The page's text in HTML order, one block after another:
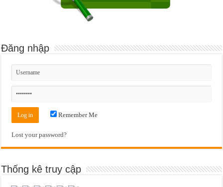
Đăng nhập
Remember Me
Lost your password?
Thống kê truy cập